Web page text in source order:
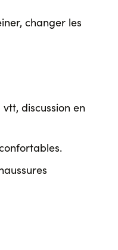
changer les
discussion en